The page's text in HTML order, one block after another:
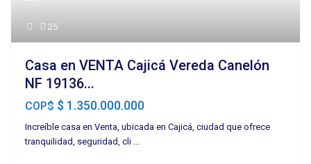
25
Casa en VENTA Cajicá Vereda Canelón
NF 19136...
COP$ $ 1.350.000.000
Increíble casa en Venta, ubicada en Cajicá, ciudad que ofrece
tranquilidad, seguridad, cli ...